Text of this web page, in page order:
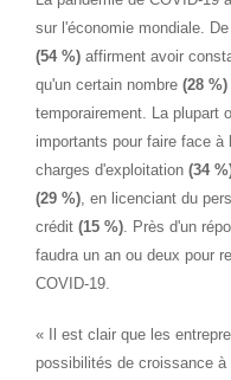
sur l'économie mondiale.
(54 %) affirment avoir
qu'un certain nombre(28 %)
temporairement. La plupart
importants pour faire face
charges d'exploitation(34
(29 %), en licenciant du
crédit(15 %). Près d'un
faudra un an ou deux pour
COVID-19.
« Il est clair que les
possibilités de croissance